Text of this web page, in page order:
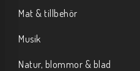
Mat & tillbehör
Musik
Natur, blommor & blad